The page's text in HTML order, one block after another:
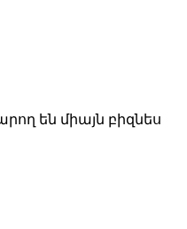
են միայն բիզնես